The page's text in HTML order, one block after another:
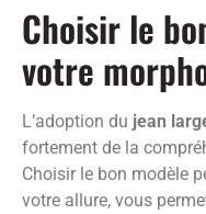
Choisir le
votre
L’adoption du jean
fortement de la
Choisir le bon modèle
votre allure, vous